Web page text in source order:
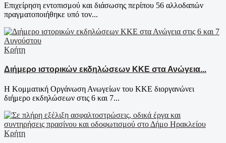
Επιχείρηση εντοπισμού και διάσωσης περίπου 56 αλλοδαπών
πραγματοποιήθηκε υπό τον...
Κρήτη
Διήμερο ιστορικών εκδηλώσεων ΚΚΕ στα Ανώγεια...
Η Κομματική Οργάνωση Ανωγείων του ΚΚΕ διοργανώνει
διήμερο εκδηλώσεων στις 6 και 7...
Κρήτη